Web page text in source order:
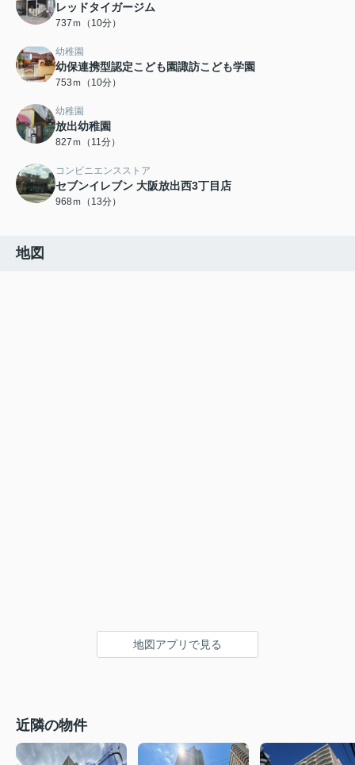
レッドタイガージム
737ｍ（10分）
幼稚園
幼保連携型認定こども園諏訪こども学園
753ｍ（10分）
幼稚園
放出幼稚園
827ｍ（11分）
コンビニエンスストア
セブンイレブン 大阪放出西3丁目店
968ｍ（13分）
地図
地図アプリで見る
近隣の物件